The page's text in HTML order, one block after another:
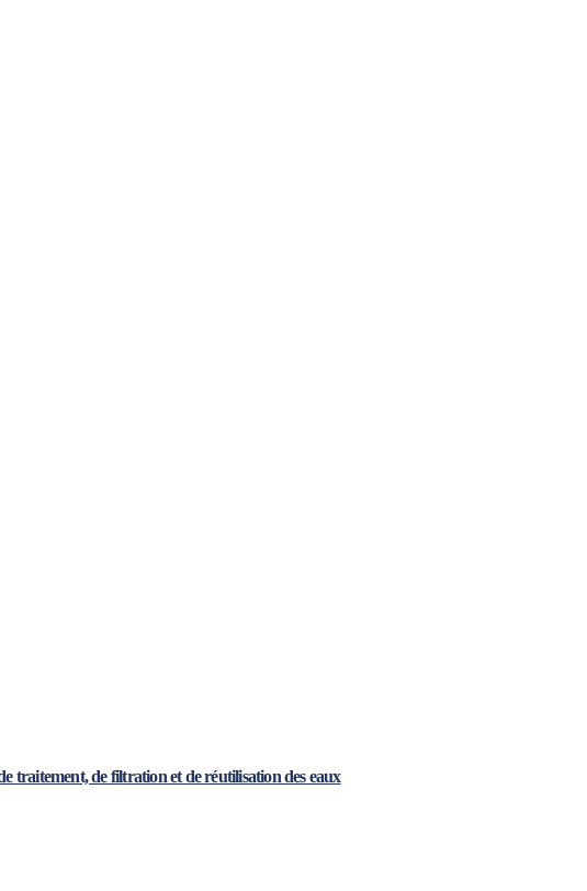
traitement, de filtration et de réutilisation des eaux